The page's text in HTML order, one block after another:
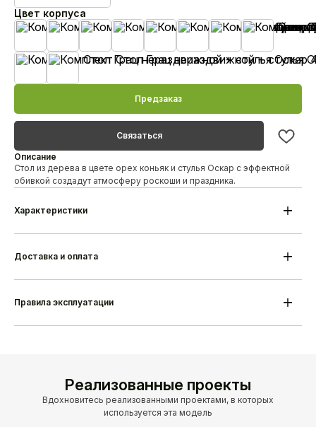
Цвет корпуса
Предзаказ
Связаться
Описание
Стол из дерева в цвете орех коньяк и стулья Оскар с эффектной
обивкой создадут атмосферу роскоши и праздника.
Характеристики
Материал ножек
Гарантия
Доставка и оплата
Правила эксплуатации
Реализованные проекты
Вдохновитесь реализованными проектами, в которых
используется эта модель